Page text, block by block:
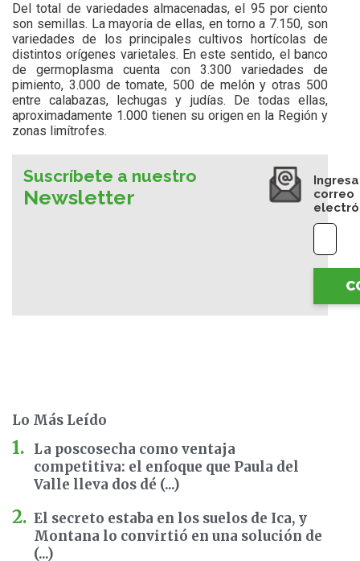
Del total de variedades almacenadas, el 95 por ciento
son semillas. La mayoría de ellas, en torno a 7.150, son
variedades de los principales cultivos hortícolas de
distintos orígenes varietales. En este sentido, el banco
de germoplasma cuenta con 3.300 variedades de
pimiento, 3.000 de tomate, 500 de melón y otras 500
entre calabazas, lechugas y judías. De todas ellas,
aproximadamente 1.000 tienen su origen en la Región y
zonas limítrofes.
Suscríbete a nuestro
Newsletter
correo
Lo Más Leído
La poscosecha como ventaja
competitiva: el enfoque que Paula del
Valle lleva dos dé (...)
El secreto estaba en los suelos de Ica, y
Montana lo convirtió en una solución de
(...)